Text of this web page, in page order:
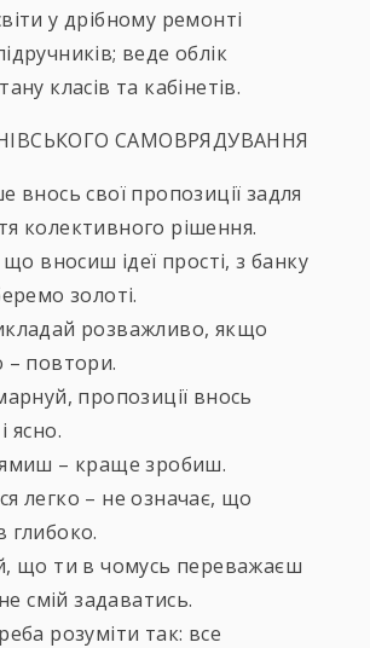
у дрібному ремонті
веде облік
класів та кабінетів.
САМОВРЯДУВАННЯ
внось свої пропозиції задля
колективного рішення.
що вносиш ідеї прості, з банку
золоті.
розважливо, якщо
– повтори.
пропозиції внось
ясно.
– краще зробиш.
легко – не означає, що
глибоко.
що ти в чомусь переважаєш
смій задаватись.
розуміти так: все